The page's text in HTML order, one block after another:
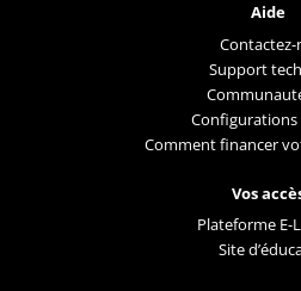
Aide
Contactez-
Support
Configurations
Comment financer
Vos
Plateforme E-
Site